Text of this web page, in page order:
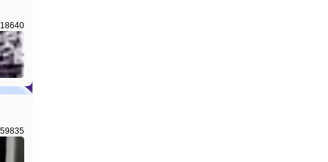
成
18640
59835